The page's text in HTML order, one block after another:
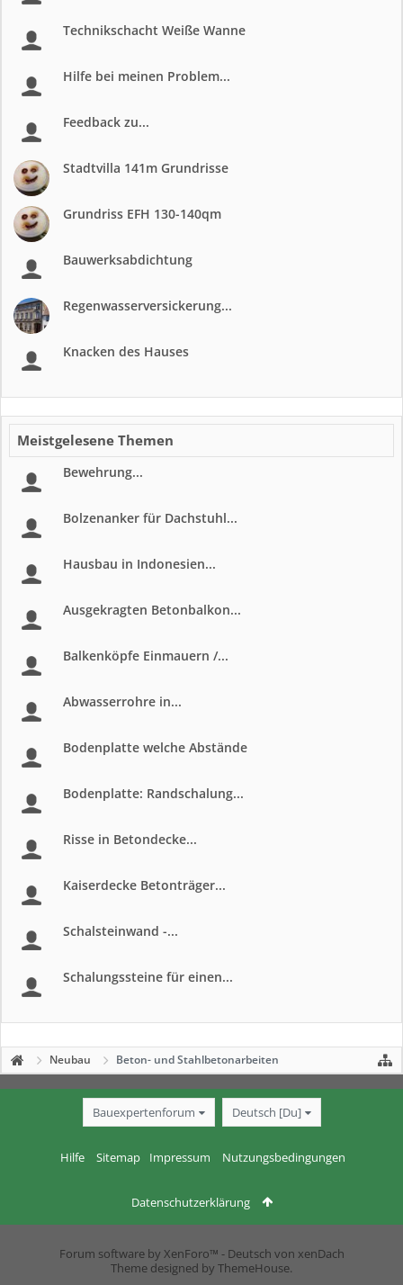
Technikschacht Weiße Wanne
Hilfe bei meinen Problem...
Feedback zu...
Stadtvilla 141m Grundrisse
Grundriss EFH 130-140qm
Bauwerksabdichtung
Regenwasserversickerung...
Knacken des Hauses
Meistgelesene Themen
Bewehrung...
Bolzenanker für Dachstuhl...
Hausbau in Indonesien...
Ausgekragten Betonbalkon...
Balkenköpfe Einmauern /...
Abwasserrohre in...
Bodenplatte welche Abstände
Bodenplatte: Randschalung...
Risse in Betondecke...
Kaiserdecke Betonträger...
Schalsteinwand -...
Schalungssteine für einen...
Neubau Beton- und Stahlbetonarbeiten
Bauexpertenforum Deutsch [Du]
Hilfe Sitemap Impressum Nutzungsbedingungen
Datenschutzerklärung
Forum software by XenForo™ - Deutsch von xenDach
Theme designed by ThemeHouse.